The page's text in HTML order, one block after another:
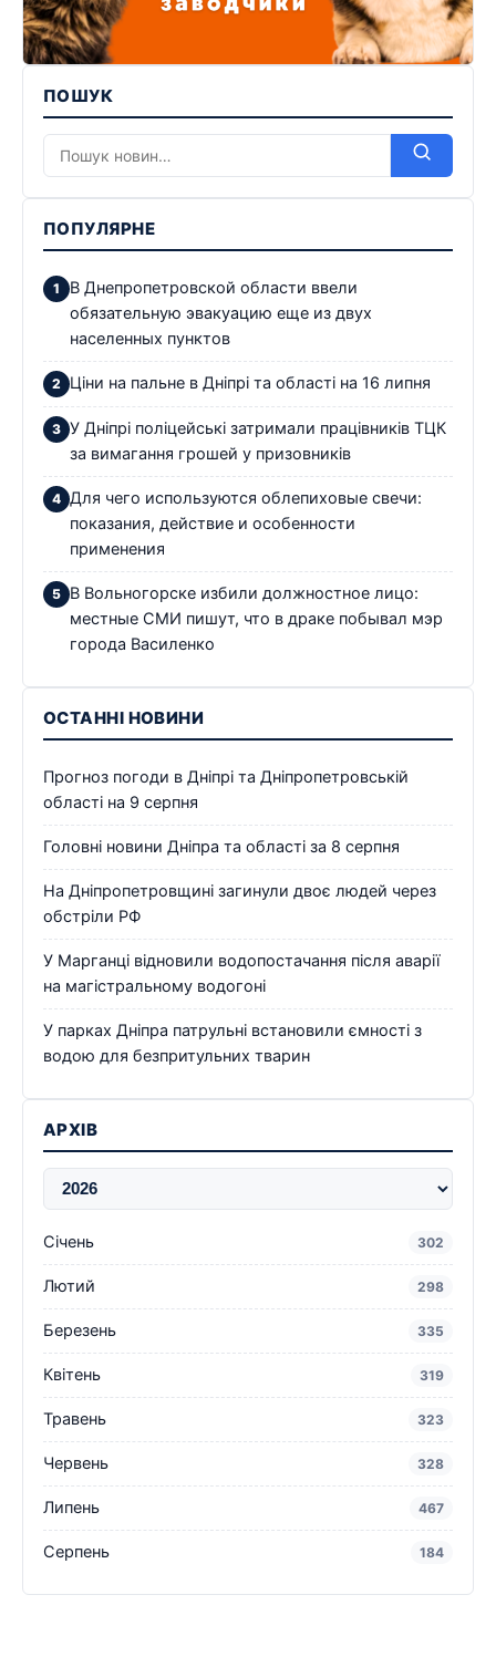
ПОШУК
ПОПУЛЯРНЕ
В Днепропетровской области ввели
обязательную эвакуацию еще из двух
населенных пунктов
Ціни на пальне в Дніпрі та області на 16 липня
У Дніпрі поліцейські затримали працівників ТЦК
за вимагання грошей у призовників
Для чего используются облепиховые свечи:
показания, действие и особенности
применения
В Вольногорске избили должностное лицо:
местные СМИ пишут, что в драке побывал мэр
города Василенко
ОСТАННІ НОВИНИ
Прогноз погоди в Дніпрі та Дніпропетровській
області на 9 серпня
Головні новини Дніпра та області за 8 серпня
На Дніпропетровщині загинули двоє людей через
обстріли РФ
У Марганці відновили водопостачання після аварії
на магістральному водогоні
У парках Дніпра патрульні встановили ємності з
водою для безпритульних тварин
АРХІВ
Січень 302
Лютий 298
Березень 335
Квітень 319
Травень 323
Червень 328
Липень 467
Серпень 184